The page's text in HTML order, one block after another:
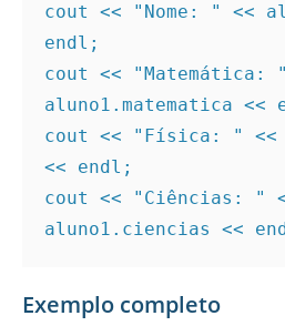
cout << "Nome: " <<
endl;
cout << "Matemática:
aluno1.matematica <<
cout << "Física: "
<< endl;
cout << "Ciências: "
aluno1.ciencias <<
Exemplo completo